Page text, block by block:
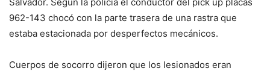
962-143 chocó con la parte trasera de una rastra que
estaba estacionada por desperfectos mecánicos.
Cuerpos de socorro dijeron que los lesionados eran